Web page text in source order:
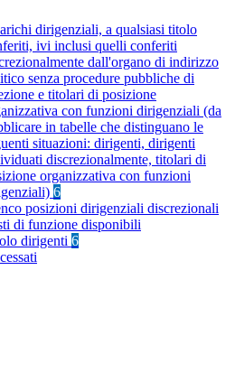
dirigenziali, a qualsiasi titolo
ivi inclusi quelli conferiti
dall'organo di indirizzo
senza procedure pubbliche di
e titolari di posizione
con funzioni dirigenziali (da
in tabelle che distinguano le
situazioni: dirigenti, dirigenti
discrezionalmente, titolari di
organizzativa con funzioni
6
posizioni dirigenziali discrezionali
di funzione disponibili
dirigenti 6